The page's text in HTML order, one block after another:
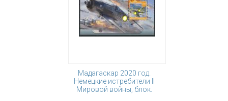
Мадагаскар 2020 год.
Немецкие истребители II
Мировой войны, блок.